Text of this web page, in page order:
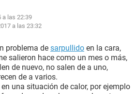
a las 22:39
a las 23:32
problema de sarpullido en la cara,
salieron hace como un mes o más,
de nuevo, no salen de a uno,
de a varios.
una situación de calor, por ejemplo